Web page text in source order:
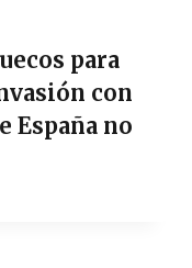
para
con
España no